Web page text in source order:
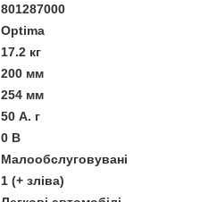
801287000
Optima
17.2 кг
200 мм
254 мм
50 А. г
0 В
Малообслуговувані
1 (+ зліва)